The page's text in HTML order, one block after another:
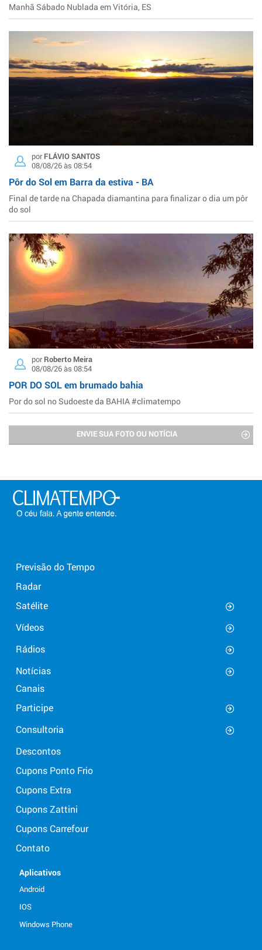
Manhã Sábado Nublada em Vitória, ES
porFLÁVIO SANTOS
08/08/26 às 08:54
Pôr do Sol em Barra da estiva - BA
Final de tarde na Chapada diamantina para finalizar o dia um pôr
do sol
porRoberto Meira
08/08/26 às 08:54
POR DO SOL em brumado bahia
Por do sol no Sudoeste da BAHIA #climatempo
ENVIE SUA FOTO OU NOTÍCIA
Previsão do Tempo
Radar
Satélite
Vídeos
Rádios
Notícias
Canais
Participe
Consultoria
Descontos
Cupons Ponto Frio
Cupons Extra
Cupons Zattini
Cupons Carrefour
Contato
Aplicativos
Android
IOS
Windows Phone